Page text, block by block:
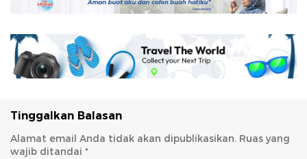
Tinggalkan Balasan
Alamat email Anda tidak akan dipublikasikan. Ruas yang
wajib ditandai *